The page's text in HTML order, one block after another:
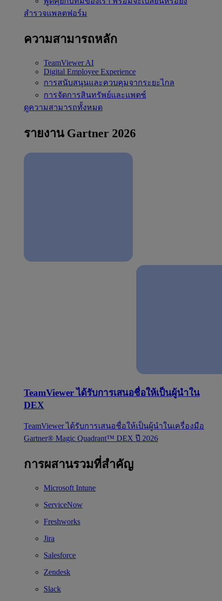
สำรวจแพลตฟอร์ม
ความสามารถหลัก
TeamViewer AI
Digital Employee Experience
การสนับสนุนและควบคุมจากระยะไกล
การจัดการสินทรัพย์และแพตช์
ดูความสามารถทั้งหมด
รายงาน Gartner 2026
TeamViewer ได้รับการเสนอชื่อให้เป็นผู้นำใน
DEX
TeamViewer ได้รับการเสนอชื่อให้เป็นผู้นำในเครื่องมือ
Gartner® Magic Quadrant™ DEX ปี 2026
การผสานรวมที่สำคัญ
Microsoft Intune
ServiceNow
Freshworks
Jira
Salesforce
Zendesk
Slack